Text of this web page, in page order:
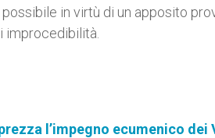
in virtù di un apposito
improcedibilità.
l’impegno ecumenico